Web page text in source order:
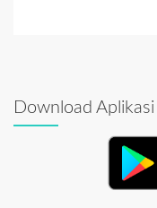
Download Aplikasi